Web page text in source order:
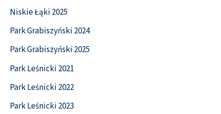
Niskie Łąki 2025
Park Grabiszyński 2024
Park Grabiszyński 2025
Park Leśnicki 2021
Park Leśnicki 2022
Park Leśnicki 2023